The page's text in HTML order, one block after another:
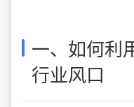
一、如何利
行业风口